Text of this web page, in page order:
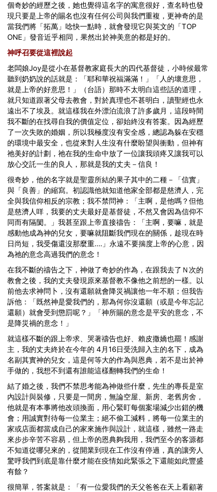
個奇妙的經歷之後， 她也覺得這名字的寓意很好，查名時也發
現只要是上帝的賜名也沒有任何公司與我們重複，更神奇的是
當我們將「拓萬」唸快一點時，就會發現它與英文的「TOP
ONE」發音近乎相同，果然出於神美意的都是好的。
神呼召要從這裡說起
老闆娘Joy是從小在基督教家庭長大的四代基督徒，小時候最常
聽到奶奶說的話就是：「耶和華祝福滿滿！」「人的壞意思，
就是上帝的好意思！」（台語）那時不太明白這些話的道理，
就只知道跟著父母去教會，對於真理也不甚明白，讀聖經也永
遠出不了埃及。就這樣我在外漂泊流浪了許多歲月，這段時間
我不斷的在找尋自我的價值定位，卻始終沒有答案。因為經歷
了一次失敗的婚姻，所以我極度沒有安全感，總認為躲在安穩
的環境中最安全，也從來對人生沒有什麼盼望與衝動，但神有
祂美好的計劃，祂在我的生命中放了一位讓我頭疼又讓我可以
放心交託一生的良人，那就是我的丈夫－信良！
很奇妙，他的名字就是聖靈所結的果子其中的二種－「信實」
與「良善」的縮寫。初認識他就知道他家全部都是慈濟人，完
全與我信仰相反的宗教；我不禁問神：「主啊，是他嗎？但他
是慈濟人咩，我要的丈夫最好是基督徒，不然又會因為信仰不
同而有隔閡。」我甚至跟上帝直接禱告：「主啊，要嘛，就是
感動他成為神的兒女，要嘛就阻斷我們現在的關係，趁現在時
日尚短，我受傷還沒那麼重....」永遠不要揣度上帝的心意，因
為祂的意念高過我們的意念！
在我不斷的禱告之下，神做了奇妙的作為，在跟我去了Ｎ次的
教會之後，我的丈夫發現原來基督教不像他之前想的一樣。以
前他去求神問卜，沒有還願就會降災禍讓他一年不順；但我告
訴他：「既然神是愛我們的，那為何你沒還願（或是今年忘記
還願）就會受到懲罰呢？」「神所賜的意念是平安的意念，不
是降災禍的意念！」
就這樣不斷的跟上帝求、哭著禱告也好、賴皮撒嬌也罷！感謝
主，我的丈夫終於在今年的 4月16日受洗歸入主的名下，成為
名副其實神的兒女，這是何等大的作為與恩典，若不是出於神
手做的，我想不到還有誰能這樣翻轉我們的生命！
結了婚之後，我們不禁思考能為神做些什麼，先生的專長是室
內設計與裝修，只要是一間房，無論空屋、新房、老舊房舍，
他就是有本事將他改頭換面，用心緊盯每個案場減少出錯的機
會；用誠實對待每一位業主；絕不偷工減料，將每一位業主的
家或店面都當成自己的家來施作與設計，就這樣，雖然一路走
來步步辛苦不容易，但上帝的恩典夠我用，我們至今的客源都
不知道從哪兒來的，從開業到現在工作沒有停過，真的讓旁人
驚呼我們到底是靠什麼才能在疫情如此緊張之下還能如此豐盛
有餘？
很簡單，答案就是：「有一位愛我們的天父爸爸在天上看顧著